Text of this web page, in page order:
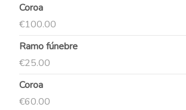
Coroa
€100.00
Ramo fúnebre
€25.00
Coroa
€60.00